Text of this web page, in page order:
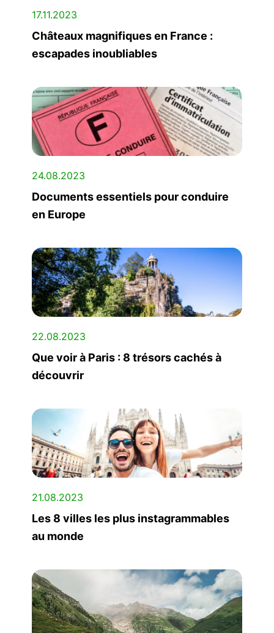
17.11.2023
Châteaux magnifiques en France :
escapades inoubliables
24.08.2023
Documents essentiels pour conduire
en Europe
22.08.2023
Que voir à Paris : 8 trésors cachés à
découvrir
21.08.2023
Les 8 villes les plus instagrammables
au monde